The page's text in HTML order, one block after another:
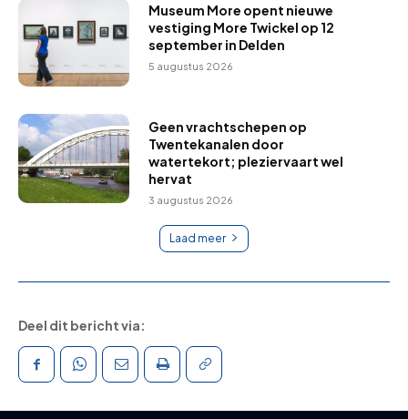
Museum More opent nieuwe
vestiging More Twickel op 12
september in Delden
5 augustus 2026
Geen vrachtschepen op
Twentekanalen door
watertekort; pleziervaart wel
hervat
3 augustus 2026
Laad meer
Deel dit bericht via: